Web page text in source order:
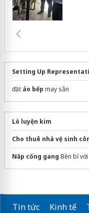
Setting Up
đặt áo bếp may sẵn
Lò luyện kim
Cho thuê nhà vệ sinh
Nắp cống gang Bền bỉ
Tin tức Kinh tế